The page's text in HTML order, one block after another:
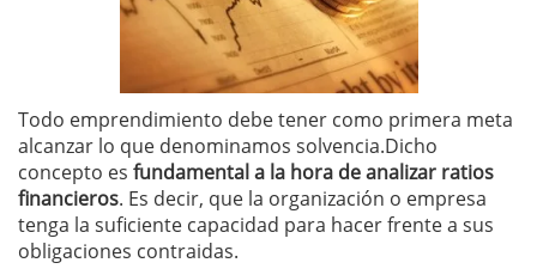
Todo emprendimiento debe tener como primera meta
alcanzar lo que denominamos solvencia.Dicho
concepto es fundamental a la hora de analizar ratios
financieros. Es decir, que la organización o empresa
tenga la suficiente capacidad para hacer frente a sus
obligaciones contraidas.